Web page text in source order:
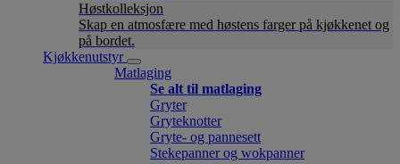
Høstkolleksjon
Skap en atmosfære med høstens farger på kjøkkenet og
på bordet.
Kjøkkenutstyr
Matlaging
Se alt til matlaging
Gryter
Gryteknotter
Gryte- og pannesett
Stekepanner og wokpanner